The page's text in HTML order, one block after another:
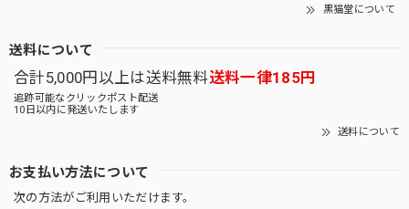
黒猫堂について
送料について
合計5,000円以上は送料無料送料一律185円
追跡可能なクリックポスト配送
10日以内に発送いたします
送料について
お支払い方法について
次の方法がご利用いただけます。